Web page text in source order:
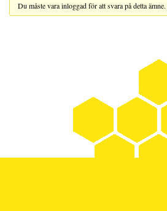
Du måste vara inloggad för att svara på detta ämne.